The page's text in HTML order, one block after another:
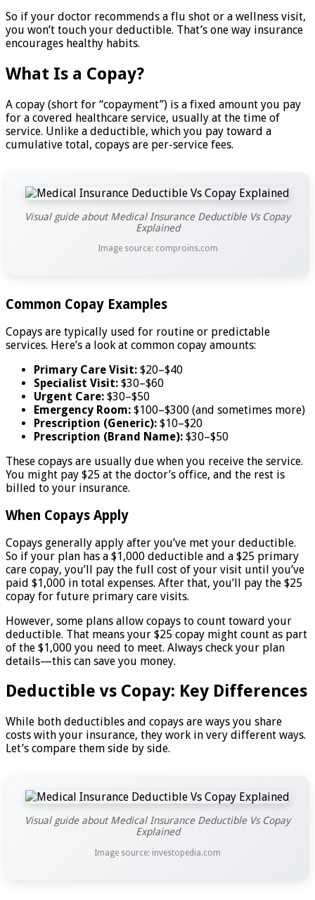
So if your doctor recommends a flu shot or a wellness visit,
you won’t touch your deductible. That’s one way insurance
encourages healthy habits.
What Is a Copay?
A copay (short for “copayment”) is a fixed amount you pay
for a covered healthcare service, usually at the time of
service. Unlike a deductible, which you pay toward a
cumulative total, copays are per-service fees.
Visual guide about Medical Insurance Deductible Vs Copay
Explained
Image source: comproins.com
Common Copay Examples
Copays are typically used for routine or predictable
services. Here’s a look at common copay amounts:
Primary Care Visit: $20–$40
Specialist Visit: $30–$60
Urgent Care: $30–$50
Emergency Room: $100–$300 (and sometimes more)
Prescription (Generic): $10–$20
Prescription (Brand Name): $30–$50
These copays are usually due when you receive the service.
You might pay $25 at the doctor’s office, and the rest is
billed to your insurance.
When Copays Apply
Copays generally apply after you’ve met your deductible.
So if your plan has a $1,000 deductible and a $25 primary
care copay, you’ll pay the full cost of your visit until you’ve
paid $1,000 in total expenses. After that, you’ll pay the $25
copay for future primary care visits.
However, some plans allow copays to count toward your
deductible. That means your $25 copay might count as part
of the $1,000 you need to meet. Always check your plan
details—this can save you money.
Deductible vs Copay: Key Differences
While both deductibles and copays are ways you share
costs with your insurance, they work in very different ways.
Let’s compare them side by side.
Visual guide about Medical Insurance Deductible Vs Copay
Explained
Image source: investopedia.com